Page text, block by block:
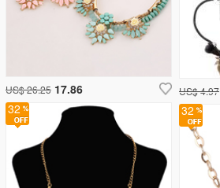
US$ 26.25 17.86 US$ 4.97
32
32